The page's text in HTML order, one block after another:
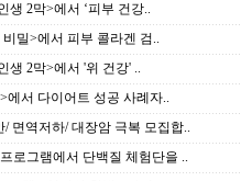
생 2막>에서 ‘피부 건강..
밀>에서 피부 콜라겐 검..
생 2막>에서 '위 건강' ..
에서 다이어트 성공 사례자..
면역저하/ 대장암 극복 모집합..
로그램에서 단백질 체험단을 ..